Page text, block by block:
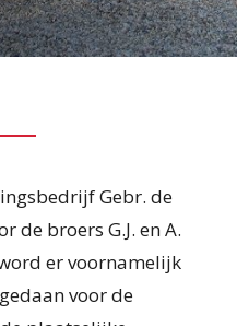
Gebr. de
de broers G.J. en A.
er voornamelijk
voor de